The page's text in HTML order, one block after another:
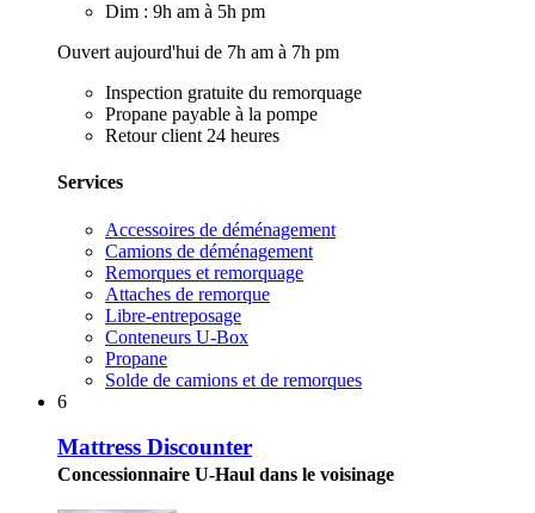
Dim : 9h am à 5h pm
Ouvert aujourd'hui de 7h am à 7h pm
Inspection gratuite du remorquage
Propane payable à la pompe
Retour client 24 heures
Services
Accessoires de déménagement
Camions de déménagement
Remorques et remorquage
Attaches de remorque
Libre-entreposage
Conteneurs U-Box
Propane
Solde de camions et de remorques
6
Mattress Discounter
Concessionnaire U-Haul dans le voisinage